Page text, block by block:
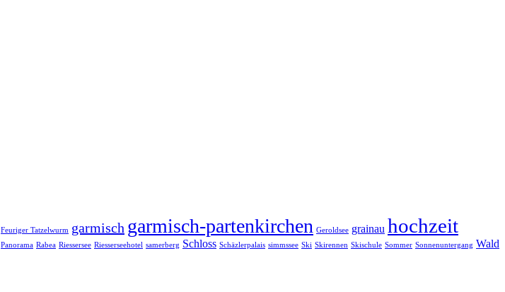
Feuriger Tatzelwurm garmisch garmisch-partenkirchen Geroldsee grainau hochzeit
Panorama Rabea Riessersee Riesserseehotel samerberg Schloss Schäzlerpalais simmssee Ski Skirennen Skischule Sommer Sonnenuntergang Wald